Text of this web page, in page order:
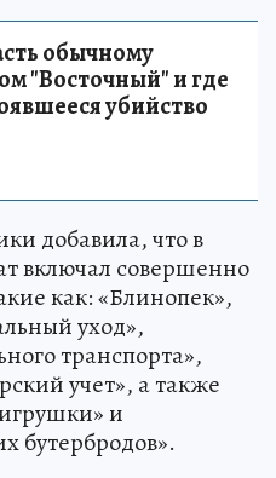
обычному
"Восточный" и где
убийство
добавила, что в
включал совершенно
как: «Блинопек»,
уход»,
транспорта»,
учет», а также
и
бутербродов».